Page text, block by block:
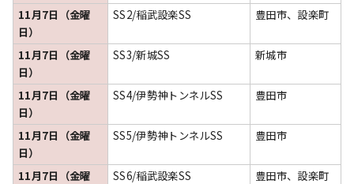
11月7日（金曜
日）
SS2/稲武設楽SS 豊田市、設楽町
11月7日（金曜
日）
SS3/新城SS 新城市
11月7日（金曜
日）
SS4/伊勢神トンネルSS 豊田市
11月7日（金曜
日）
SS5/伊勢神トンネルSS 豊田市
11月7日（金曜
SS6/稲武設楽SS 豊田市、設楽町